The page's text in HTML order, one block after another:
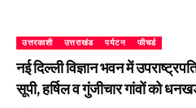
उत्तरकाशी उत्तराखंड पर्यटन फीचर्ड
नई दिल्ली विज्ञान भवन में
सूपी, हर्षिल व गुंजीचार गांवों को